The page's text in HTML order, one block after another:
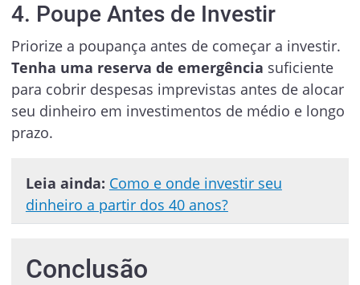
4. Poupe Antes de Investir
Priorize a poupança antes de começar a investir.
Tenha uma reserva de emergência suficiente
para cobrir despesas imprevistas antes de alocar
seu dinheiro em investimentos de médio e longo
prazo.
Leia ainda: Como e onde investir seu
dinheiro a partir dos 40 anos?
Conclusão